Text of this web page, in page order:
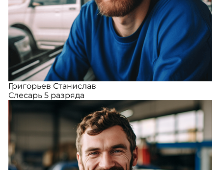
Григорьев Станислав
Слесарь 5 разряда